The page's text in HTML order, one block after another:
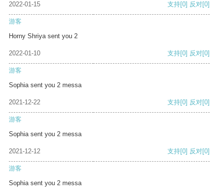
2022-01-15 支持[0] 反对[0]
游客
Horny Shriya sent you 2
2022-01-10 支持[0] 反对[0]
游客
Sophia sent you 2 messa
2021-12-22 支持[0] 反对[0]
游客
Sophia sent you 2 messa
2021-12-12 支持[0] 反对[0]
游客
Sophia sent you 2 messa